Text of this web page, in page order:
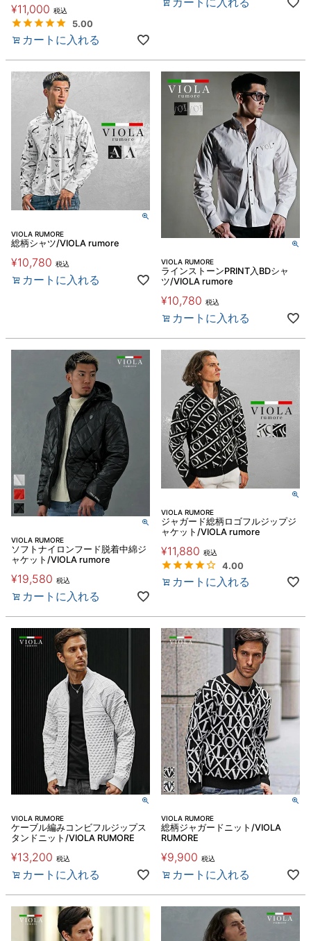
¥11,000 税込
5.00
カートに入れる
VIOLA RUMORE
総柄シャツ/VIOLA rumore
¥10,780 税込
カートに入れる
VIOLA RUMORE
ラインストーンPRINT入BDシャ
ツ/VIOLA rumore
¥10,780 税込
カートに入れる
VIOLA RUMORE
ソフトナイロンフード脱着中綿ジ
ャケット/VIOLA rumore
¥19,580 税込
カートに入れる
VIOLA RUMORE
ジャガード総柄ロゴフルジップジ
ャケット/VIOLA rumore
¥11,880 税込
4.00
カートに入れる
VIOLA RUMORE
ケーブル編みコンビフルジップス
タンドニット/VIOLA RUMORE
¥13,200 税込
カートに入れる
VIOLA RUMORE
総柄ジャガードニット/VIOLA
RUMORE
¥9,900 税込
カートに入れる